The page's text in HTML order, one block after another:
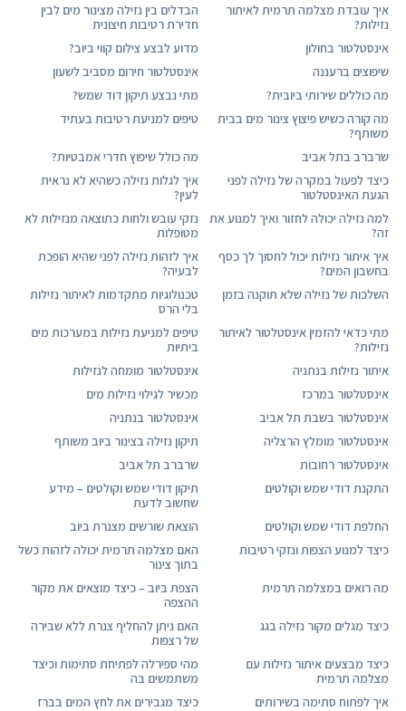
איך עובדת מצלמה תרמית לאיתור
נזילות?
הבדלים בין נזילה מצינור מים לבין
חדירת רטיבות חיצונית
אינסטלטור בחולון
מדוע לבצע צילום קווי ביוב?
שיפוצים ברעננה
אינסטלטור חירום מסביב לשעון
מה כוללים שירותי ביובית?
מתי נבצע תיקון דוד שמש?
מה קורה כשיש פיצוץ צינור מים בבית
משותף?
טיפים למניעת רטיבות בעתיד
שרברב בתל אביב
מה כולל שיפוץ חדרי אמבטיות?
כיצד לפעול במקרה של נזילה לפני
הגעת האינסטלטור
איך לגלות נזילה כשהיא לא נראית
לעין?
למה נזילה יכולה לחזור ואיך למנוע את
זה?
נזקי עובש ולחות כתוצאה מנזילות לא
מטופלות
איך איתור נזילות יכול לחסוך לך כסף
בחשבון המים?
איך לזהות נזילה לפני שהיא הופכת
לבעיה?
השלכות של נזילה שלא תוקנה בזמן
טכנולוגיות מתקדמות לאיתור נזילות
בלי הרס
מתי כדאי להזמין אינסטלטור לאיתור
נזילות?
טיפים למניעת נזילות במערכות מים
ביתיות
איתור נזילות בנתניה
אינסטלטור מומחה לנזילות
אינסטלטור במרכז
מכשיר לגילוי נזילות מים
אינסטלטור בשבת תל אביב
אינסטלטור בנתניה
אינסטלטור מומלץ הרצליה
תיקון נזילה בצינור ביוב משותף
אינסטלטור רחובות
שרברב תל אביב
התקנת דודי שמש וקולטים
תיקון דודי שמש וקולטים – מידע
שחשוב לדעת
החלפת דודי שמש וקולטים
הוצאת שורשים מצנרת ביוב
כיצד למנוע הצפות ונזקי רטיבות
האם מצלמה תרמית יכולה לזהות כשל
בתוך צינור
מה רואים במצלמה תרמית
הצפת ביוב – כיצד מוצאים את מקור
ההצפה
כיצד מגלים מקור נזילה בגג
האם ניתן להחליף צנרת ללא שבירה
של רצפות
כיצד מבצעים איתור נזילות עם
מצלמה תרמית
מהי ספירלה לפתיחת סתימות וכיצד
משתמשים בה
איך לפתוח סתימה בשירותים
כיצד מגבירים את לחץ המים בברז